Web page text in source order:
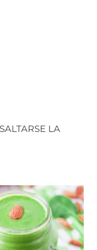
LA